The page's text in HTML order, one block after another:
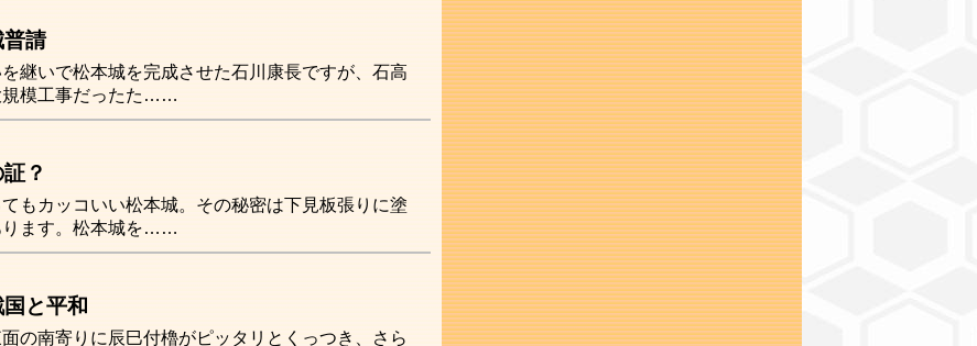
普請
継いで松本城を完成させた石川康長ですが、石高
規模工事だったた……
？
もカッコいい松本城。その秘密は下見板張りに塗
ります。松本城を……
と平和
の南寄りに辰巳付櫓がピッタリとくっつき、さら